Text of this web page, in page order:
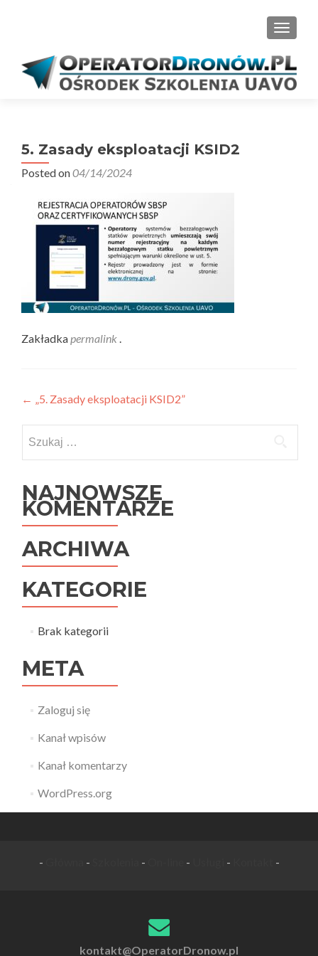
5. Zasady eksploatacji KSID2
Posted on04/14/2024
Zakładkapermalink .
Nawigacja
wpisu
← „5. Zasady eksploatacji KSID2”
NAJNOWSZE
KOMENTARZE
ARCHIWA
KATEGORIE
Brak kategorii
META
Zaloguj się
Kanał wpisów
Kanał komentarzy
WordPress.org
- - - - - -
kontakt@OperatorDronow.pl